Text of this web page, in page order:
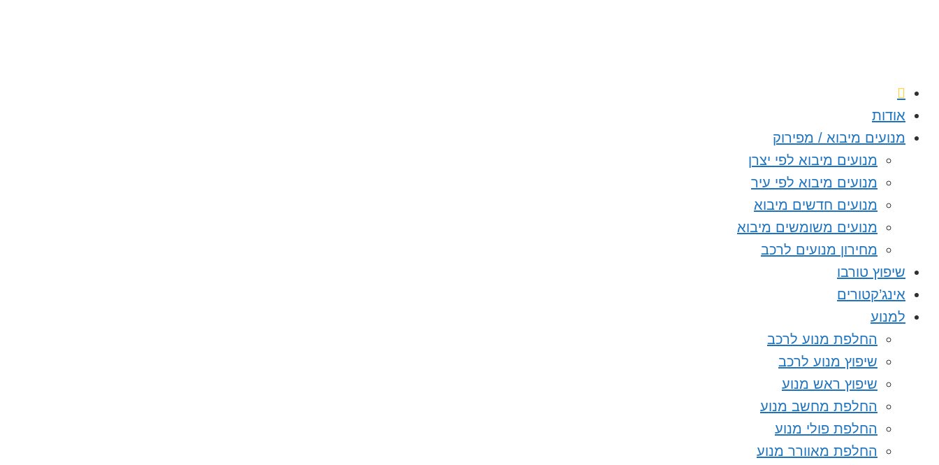
אודות
מנועים מיבוא / מפירוק
מנועים מיבוא לפי יצרן
מנועים מיבוא לפי עיר
מנועים חדשים מיבוא
מנועים משומשים מיבוא
מחירון מנועים לרכב
שיפוץ טורבו
אינג’קטורים
למנוע
החלפת מנוע לרכב
שיפוץ מנוע לרכב
שיפוץ ראש מנוע
החלפת מחשב מנוע
החלפת פולי מנוע
החלפת מאוורר מנוע